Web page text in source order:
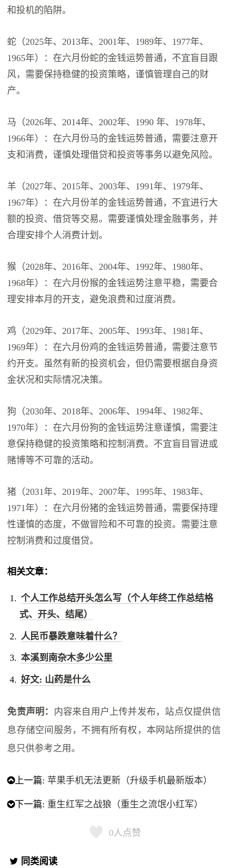
和投机的陷阱。
蛇（2025年、2013年、2001年、1989年、1977年、
1965年）：在六月份蛇的金钱运势普通，不宜盲目跟
风，需要保持稳健的投资策略，谨慎管理自己的财
产。
马（2026年、2014年、2002年、1990 年、1978年、
1966年）：在六月份马的金钱运势普通，需要注意开
支和消费，谨慎处理借贷和投资等事务以避免风险。
羊（2027年、2015年、2003年、1991年、1979年、
1967年）：在六月份羊的金钱运势普通，不宜进行大
额的投资、借贷等交易。需要谨慎处理金融事务，并
合理安排个人消费计划。
猴（2028年、2016年、2004年、1992年、1980年、
1968年）：在六月份猴的金钱运势注意平稳，需要合
理安排本月的开支，避免浪费和过度消费。
鸡（2029年、2017年、2005年、1993年、1981年、
1969年）：在六月份鸡的金钱运势普通，需要注意节
约开支。虽然有新的投资机会，但仍需要根据自身资
金状况和实际情况决策。
狗（2030年、2018年、2006年、1994年、1982年、
1970年）：在六月份狗的金钱运势注意谨慎，需要注
意保持稳健的投资策略和控制消费。不宜盲目冒进或
赌博等不可靠的活动。
猪（2031年、2019年、2007年、1995年、1983年、
1971年）：在六月份猪的金钱运势普通，需要保持理
性谨慎的态度，不做冒险和不可靠的投资。需要注意
控制消费和过度借贷。
相关文章：
个人工作总结开头怎么写（个人年终工作总结格
式、开头、结尾）
人民币暴跌意味着什么？
本溪到南杂木多少公里
好文: 山药是什么
免责声明： 内容来自用户上传并发布，站点仅提供信
息存储空间服务，不拥有所有权，本网站所提供的信
息只供参考之用。
上一篇: 苹果手机无法更新（升级手机最新版本）
下一篇: 重生红军之战狼（重生之流氓小红军）
0人点赞
同类阅读